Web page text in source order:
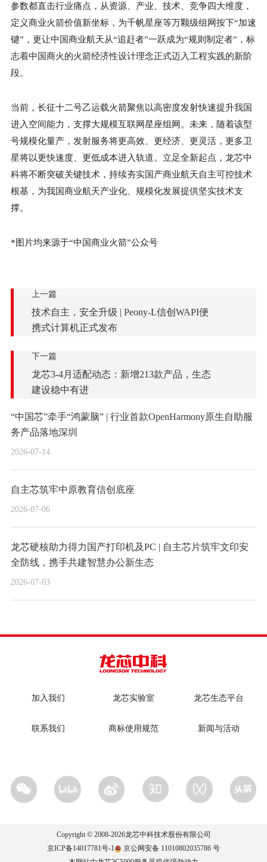
参数都直击行业痛点，从资源、产业、技术、竞争四大维度，
定义商业火箭价值新坐标，为千帆星座等万颗级组网按下“加速
键”，更让中国商业航天从“追赶者”一跃成为“规则制定者”，标
志着中国商火的火箭经济性设计理念正式迈入工程实践的新阶
段。
当前，长征十二号乙运载火箭聚焦以高密度发射快速提升我国
进入空间能力，支撑大规模互联网星座组网。未来，随着该型
号规模化量产，发射服务将更高效、更经济、更灵活，更多卫
星将以更快速度、更低成本进入轨道。立足全新起点，龙芯中
科将不断突破关键技术，持续夯实国产商业航天自主可控技术
根基，为我国商业航天产业化、规模化发展提供坚实技术支
撑。
*图片均来源于“中国商业火箭”公众号
上一篇
技术自主，安全升级 | Peony-L信创WAPI便
携式计算机正式发布
下一篇
龙芯3-4月适配动态：新增213款产品，生态
建设稳中有进
“中国芯”牵手“鸿蒙脑” | 行业首款OpenHarmony原生自助服
务产品落地深圳
2026-07-14
自主芯筑牢中原教育信创底座
2026-07-06
龙芯硬核助力得力国产打印机及PC | 自主芯片筑牢文印安
全防线，携手共建智慧办公新生态
2026-07-03
加入我们 龙芯实验室 龙芯生态平台
联系我们 商标使用规范 新闻与活动
Copyright © 2008-2026龙芯中科技术股份有限公司
京ICP备14017781号-1
京公网安备 11010802035786 号